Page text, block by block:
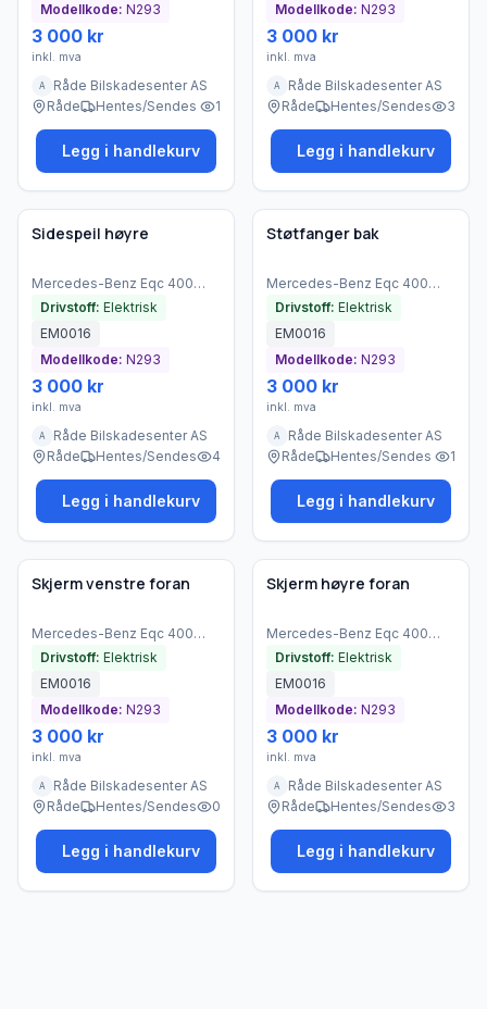
Modellkode: N293
3 000 kr
inkl. mva
A
Råde Bilskadesenter AS
Råde
Hentes/Sendes 1
Legg i handlekurv
Modellkode: N293
3 000 kr
inkl. mva
A
Råde Bilskadesenter AS
Råde
Hentes/Sendes 3
Legg i handlekurv
Brukt - god tilstand
Bedrift
Sidespeil høyre
Mercedes-Benz Eqc 400
4matic(2021)
Drivstoff: Elektrisk
EM0016
Modellkode: N293
3 000 kr
inkl. mva
A
Råde Bilskadesenter AS
Råde
Hentes/Sendes 4
Legg i handlekurv
Brukt - god tilstand
Bedrift
Støtfanger bak
Mercedes-Benz Eqc 400
4matic(2021)
Drivstoff: Elektrisk
EM0016
Modellkode: N293
3 000 kr
inkl. mva
A
Råde Bilskadesenter AS
Råde
Hentes/Sendes 1
Legg i handlekurv
Brukt - god tilstand
Bedrift
Skjerm venstre foran
Mercedes-Benz Eqc 400
4matic(2021)
Drivstoff: Elektrisk
EM0016
Modellkode: N293
3 000 kr
inkl. mva
A
Råde Bilskadesenter AS
Råde
Hentes/Sendes 0
Legg i handlekurv
Brukt - god tilstand
Bedrift
Skjerm høyre foran
Mercedes-Benz Eqc 400
4matic(2021)
Drivstoff: Elektrisk
EM0016
Modellkode: N293
3 000 kr
inkl. mva
A
Råde Bilskadesenter AS
Råde
Hentes/Sendes 3
Legg i handlekurv